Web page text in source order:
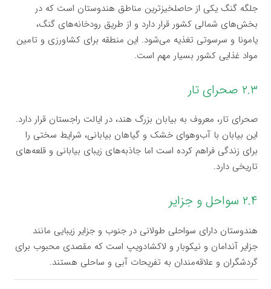
جلگه گنگ یکی از حاصلخیزترین مناطق هندوستان است که در
بخش‌های شمالی کشور قرار دارد و از طریق رودخانه‌های گنگ،
یامونا و سرسوتی تغذیه می‌شود. این منطقه برای کشاورزی و تامین
مواد غذایی کشور بسیار مهم است.
۲.۳ صحرای تار
صحرای تار، معروف به بیابان بزرگ هند، در ایالت راجستان قرار دارد.
این بیابان با آب‌وهوای خشک و گیاهان بیابانی، شرایط سختی را
برای زندگی فراهم کرده است اما جاذبه‌های زیبای بیابانی و قلعه‌های
تاریخی دارد.
۲.۴ سواحل و جزایر
هندوستان دارای سواحلی طولانی در جنوب و جزایر زیبایی مانند
جزایر آندامان و نیکوبار و لاکشادویپ است که مقصدی محبوب برای
گردشگران و علاقه‌مندان به تفریحات آبی و ساحلی هستند.